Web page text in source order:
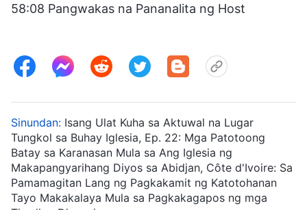
58:08 Pangwakas na Pananalita ng Host
Sinundan: Isang Ulat Kuha sa Aktuwal na Lugar
Tungkol sa Buhay Iglesia, Ep. 22: Mga Patotoong
Batay sa Karanasan Mula sa Ang Iglesia ng
Makapangyarihang Diyos sa Abidjan, Côte d'Ivoire: Sa
Pamamagitan Lang ng Pagkakamit ng Katotohanan
Tayo Makakalaya Mula sa Pagkakagapos ng mga